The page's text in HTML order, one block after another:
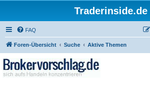
Traderinside.de
FAQ
Foren-Übersicht Suche Aktive Themen